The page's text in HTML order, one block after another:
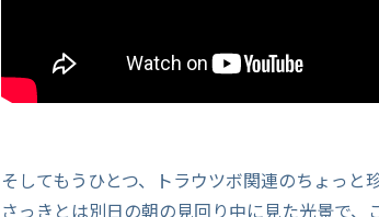
そしてもうひとつ、トラウツボ関連のちょっと
さっきとは別日の朝の見回り中に見た光景で、